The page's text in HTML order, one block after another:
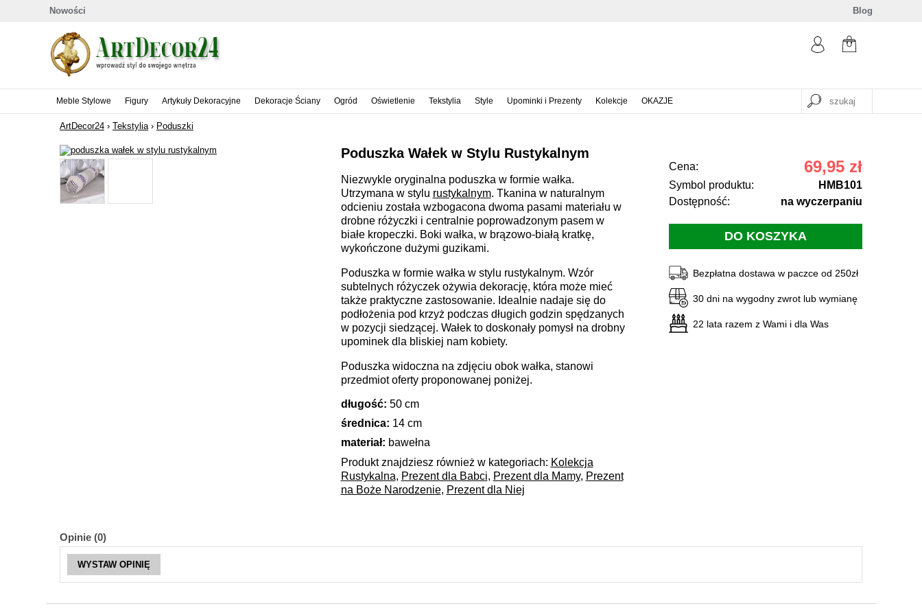
Nowości Blog
Meble Stylowe Figury Artykuły Dekoracyjne Dekoracje Ściany Ogród Oświetlenie Tekstylia Style Upominki i Prezenty Kolekcje OKAZJE
ArtDecor24 › Tekstylia › Poduszki
Poduszka Wałek w Stylu Rustykalnym
Niezwykle oryginalna poduszka w formie wałka.
Utrzymana w stylu rustykalnym. Tkanina w naturalnym
odcieniu została wzbogacona dwoma pasami materiału w
drobne różyczki i centralnie poprowadzonym pasem w
białe kropeczki. Boki wałka, w brązowo-białą kratkę,
wykończone dużymi guzikami.
Poduszka w formie wałka w stylu rustykalnym. Wzór
subtelnych różyczek ożywia dekorację, która może mieć
także praktyczne zastosowanie. Idealnie nadaje się do
podłożenia pod krzyż podczas długich godzin spędzanych
w pozycji siedzącej. Wałek to doskonały pomysł na drobny
upominek dla bliskiej nam kobiety.
Poduszka widoczna na zdjęciu obok wałka, stanowi
przedmiot oferty proponowanej poniżej.
długość: 50 cm
średnica: 14 cm
materiał: bawełna
Produkt znajdziesz również w kategoriach: Kolekcja
Rustykalna, Prezent dla Babci, Prezent dla Mamy, Prezent
na Boże Narodzenie, Prezent dla Niej
Cena: 69,95 zł
Symbol produktu:
HMB101
Dostępność:
na wyczerpaniu
Bezpłatna dostawa w paczce od 250zł
30 dni na wygodny zwrot lub wymianę
22 lata razem z Wami i dla Was
Opinie (0)
WYSTAW OPINIĘ